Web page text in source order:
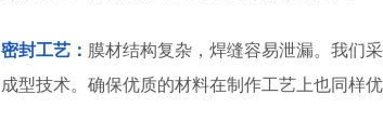
密封工艺： 膜材结构复杂，焊缝容易泄漏。我们
成型技术。确保优质的材料在制作工艺上也同样优